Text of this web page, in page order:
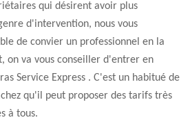
qui désirent avoir plus
d'intervention, nous vous
de convier un professionnel en la
on va vous conseiller d'entrer en
Service Express . C'est un habitué de
qu'il peut proposer des tarifs très
à tous.